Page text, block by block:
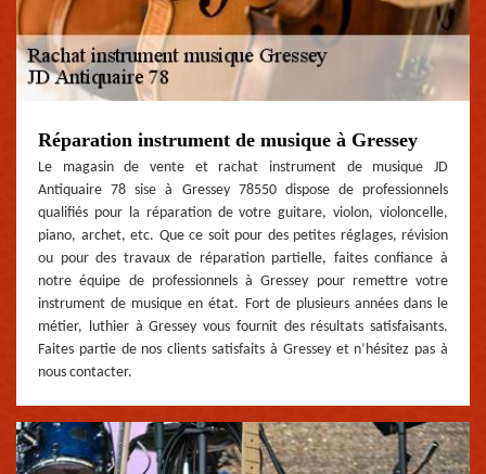
Réparation instrument de musique à Gressey
Le magasin de vente et rachat instrument de musique JD
Antiquaire 78 sise à Gressey 78550 dispose de professionnels
qualifiés pour la réparation de votre guitare, violon, violoncelle,
piano, archet, etc. Que ce soit pour des petites réglages, révision
ou pour des travaux de réparation partielle, faites confiance à
notre équipe de professionnels à Gressey pour remettre votre
instrument de musique en état. Fort de plusieurs années dans le
métier, luthier à Gressey vous fournit des résultats satisfaisants.
Faites partie de nos clients satisfaits à Gressey et n’hésitez pas à
nous contacter.